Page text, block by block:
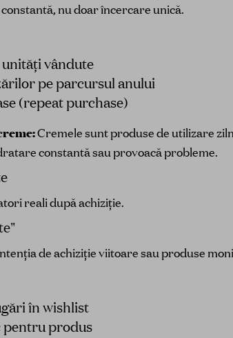
nu doar încercare unică.
vândute
pe parcursul anului
(repeat purchase)
Cremele sunt produse de utilizare
constantă sau provoacă probleme.
reali după achiziție.
de achiziție viitoare sau produse
în wishlist
pentru produs